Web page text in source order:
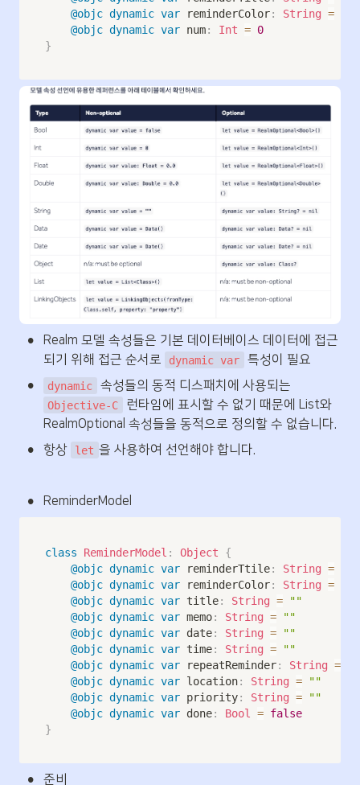
@objc dynamic var reminderColor: String =
@objc dynamic var num: Int = 0
}
•
Realm 모델 속성들은 기본 데이터베이스 데이터에 접근
되기 위해 접근 순서로
dynamic var 특성이 필요
• dynamic
Objective‑C
런타임에 표시할 수 없기 때문에 List와
RealmOptional 속성들을 동적으로 정의할 수 없습니다.
• 항상 let 을 사용하여 선언해야 합니다.
• ReminderModel
class ReminderModel : Object
{
@objc dynamic var reminderTtile: String =
@objc dynamic var reminderColor: String =
@objc dynamic var title: String =
""
@objc dynamic var memo: String =
""
@objc dynamic var date: String =
""
@objc dynamic var time: String =
""
@objc dynamic var repeatReminder: String =
@objc dynamic var location: String =
""
@objc dynamic var priority: String =
""
@objc dynamic var done: Bool = false
}
• 준비